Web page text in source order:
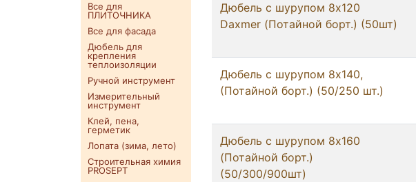
Все для
ПЛИТОЧНИКА
Все для фасада
Дюбель для
крепления
теплоизоляции
Ручной инструмент
Измерительный
инструмент
Клей, пена,
герметик
Лопата (зима, лето)
Строительная химия
PROSEPT
Дюбель с шурупом 8х120
Daxmer (Потайной борт.) (50шт)
Дюбель с шурупом 8х140,
(Потайной борт.) (50/250 шт.)
Дюбель с шурупом 8х160
(Потайной борт.)
(50/300/900шт)